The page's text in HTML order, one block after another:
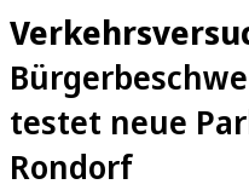
testet neue
Rondorf